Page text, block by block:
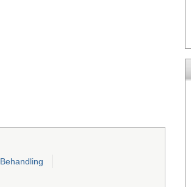
Behandling